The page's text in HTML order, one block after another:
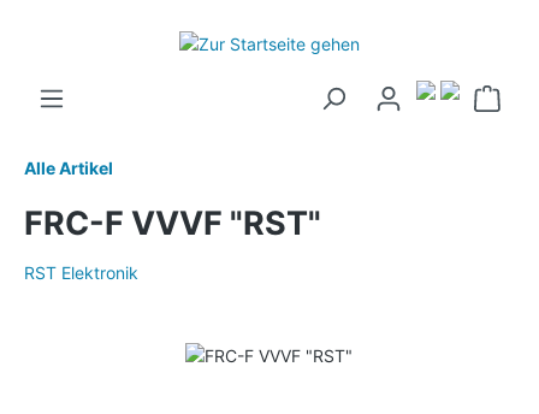
Alle Artikel
FRC-F VVVF "RST"
RST Elektronik